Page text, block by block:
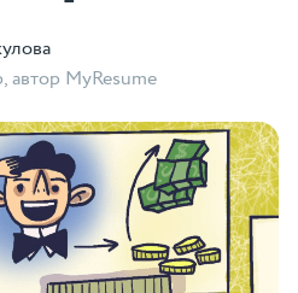
MyResume